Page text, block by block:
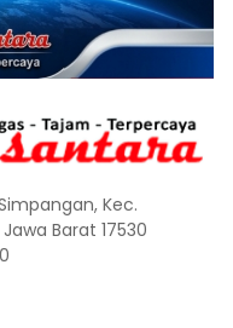
Kec.
Barat 17530